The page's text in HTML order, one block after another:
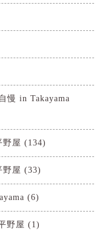
慢 in Takayama
屋 (134)
屋 (33)
(6)
野屋 (1)